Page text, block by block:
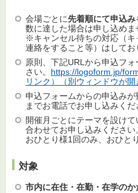
会場ごとに先着順にて申込み
数に達した場合は申し込めま
※キャンセル待ちの対応（
連絡をすること等）はしてお
原則、下記URLから申込フ
さい。 https://logoform.jp/
リンク）（別ウィンドウが開
申込フォームからの申込み
までお電話でお申し込みくだ
開催月ごとにテーマを設け
合わせてお申し込みください
おひとり様1回のみ、おひと
対象
市内に在住・在勤・在学のか